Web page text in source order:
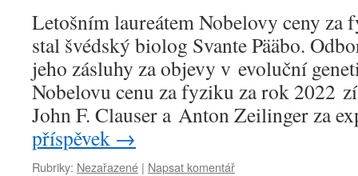
Letošním laureátem Nobelovy ceny za
stal švédský biolog Svante Pääbo.
jeho zásluhy za objevy v evoluční
Nobelovu cenu za fyziku za rok 2022
John F. Clauser a Anton Zeilinger za
příspěvek →
Rubriky: Nezařazené | Napsat komentář